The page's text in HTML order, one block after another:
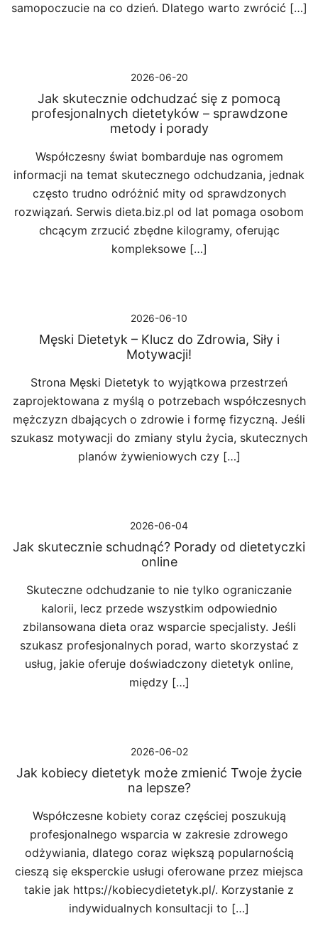
samopoczucie na co dzień. Dlatego warto zwrócić […]
2026-06-20
Jak skutecznie odchudzać się z pomocą
profesjonalnych dietetyków – sprawdzone
metody i porady
Współczesny świat bombarduje nas ogromem
informacji na temat skutecznego odchudzania, jednak
często trudno odróżnić mity od sprawdzonych
rozwiązań. Serwis dieta.biz.pl od lat pomaga osobom
chcącym zrzucić zbędne kilogramy, oferując
kompleksowe […]
2026-06-10
Męski Dietetyk – Klucz do Zdrowia, Siły i
Motywacji!
Strona Męski Dietetyk to wyjątkowa przestrzeń
zaprojektowana z myślą o potrzebach współczesnych
mężczyzn dbających o zdrowie i formę fizyczną. Jeśli
szukasz motywacji do zmiany stylu życia, skutecznych
planów żywieniowych czy […]
2026-06-04
Jak skutecznie schudnąć? Porady od dietetyczki
online
Skuteczne odchudzanie to nie tylko ograniczanie
kalorii, lecz przede wszystkim odpowiednio
zbilansowana dieta oraz wsparcie specjalisty. Jeśli
szukasz profesjonalnych porad, warto skorzystać z
usług, jakie oferuje doświadczony dietetyk online,
między […]
2026-06-02
Jak kobiecy dietetyk może zmienić Twoje życie
na lepsze?
Współczesne kobiety coraz częściej poszukują
profesjonalnego wsparcia w zakresie zdrowego
odżywiania, dlatego coraz większą popularnością
cieszą się eksperckie usługi oferowane przez miejsca
takie jak https://kobiecydietetyk.pl/. Korzystanie z
indywidualnych konsultacji to […]